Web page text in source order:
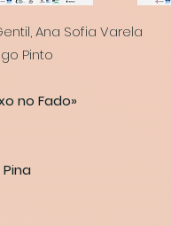
Ana Sofia Varela
Pinto
no Fado»